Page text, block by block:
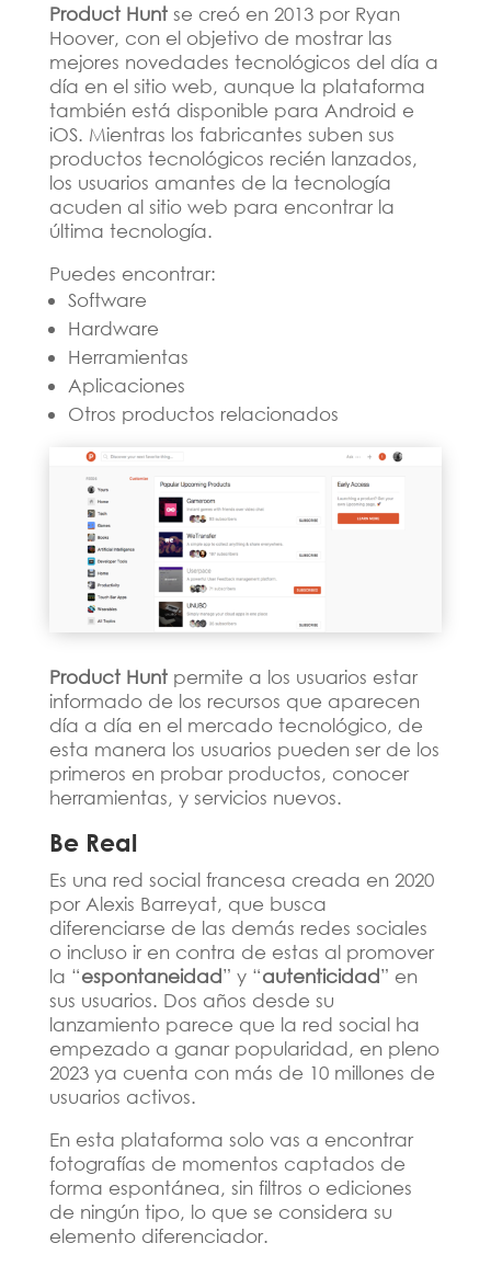
Product Huntse creó en 2013 por Ryan
Hoover, con el objetivo de mostrar las
mejores novedades tecnológicos del día a
día en el sitio web, aunque la plataforma
también está disponible para Android e
iOS. Mientras los fabricantes suben sus
productos tecnológicos recién lanzados,
los usuarios amantes de la tecnología
acuden al sitio web para encontrar la
última tecnología.
Puedes encontrar:
Software
Hardware
Herramientas
Aplicaciones
Otros productos relacionados
Product Huntpermite a los usuarios estar
informado de los recursos que aparecen
día a día en el mercado tecnológico, de
esta manera los usuarios pueden ser de los
primeros en probar productos, conocer
herramientas, y servicios nuevos.
Be Real
Es una red social francesa creada en 2020
por Alexis Barreyat, que busca
diferenciarse de las demás redes sociales
o incluso ir en contra de estas al promover
la “espontaneidad” y “autenticidad” en
sus usuarios. Dos años desde su
lanzamiento parece que la red social ha
empezado a ganar popularidad, en pleno
2023 ya cuenta con más de 10 millones de
usuarios activos.
En esta plataforma solo vas a encontrar
fotografías de momentos captados de
forma espontánea, sin filtros o ediciones
de ningún tipo, lo que se considera su
elemento diferenciador.